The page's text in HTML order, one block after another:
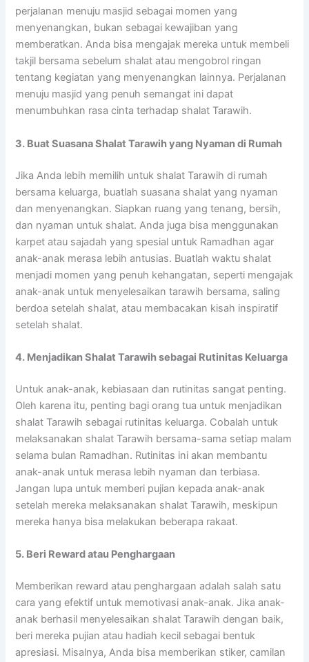
perjalanan menuju masjid sebagai momen yang
menyenangkan, bukan sebagai kewajiban yang
memberatkan. Anda bisa mengajak mereka untuk membeli
takjil bersama sebelum shalat atau mengobrol ringan
tentang kegiatan yang menyenangkan lainnya. Perjalanan
menuju masjid yang penuh semangat ini dapat
menumbuhkan rasa cinta terhadap shalat Tarawih.
3. Buat Suasana Shalat Tarawih yang Nyaman di Rumah
Jika Anda lebih memilih untuk shalat Tarawih di rumah
bersama keluarga, buatlah suasana shalat yang nyaman
dan menyenangkan. Siapkan ruang yang tenang, bersih,
dan nyaman untuk shalat. Anda juga bisa menggunakan
karpet atau sajadah yang spesial untuk Ramadhan agar
anak-anak merasa lebih antusias. Buatlah waktu shalat
menjadi momen yang penuh kehangatan, seperti mengajak
anak-anak untuk menyelesaikan tarawih bersama, saling
berdoa setelah shalat, atau membacakan kisah inspiratif
setelah shalat.
4. Menjadikan Shalat Tarawih sebagai Rutinitas Keluarga
Untuk anak-anak, kebiasaan dan rutinitas sangat penting.
Oleh karena itu, penting bagi orang tua untuk menjadikan
shalat Tarawih sebagai rutinitas keluarga. Cobalah untuk
melaksanakan shalat Tarawih bersama-sama setiap malam
selama bulan Ramadhan. Rutinitas ini akan membantu
anak-anak untuk merasa lebih nyaman dan terbiasa.
Jangan lupa untuk memberi pujian kepada anak-anak
setelah mereka melaksanakan shalat Tarawih, meskipun
mereka hanya bisa melakukan beberapa rakaat.
5. Beri Reward atau Penghargaan
Memberikan reward atau penghargaan adalah salah satu
cara yang efektif untuk memotivasi anak-anak. Jika anak-
anak berhasil menyelesaikan shalat Tarawih dengan baik,
beri mereka pujian atau hadiah kecil sebagai bentuk
apresiasi. Misalnya, Anda bisa memberikan stiker, camilan